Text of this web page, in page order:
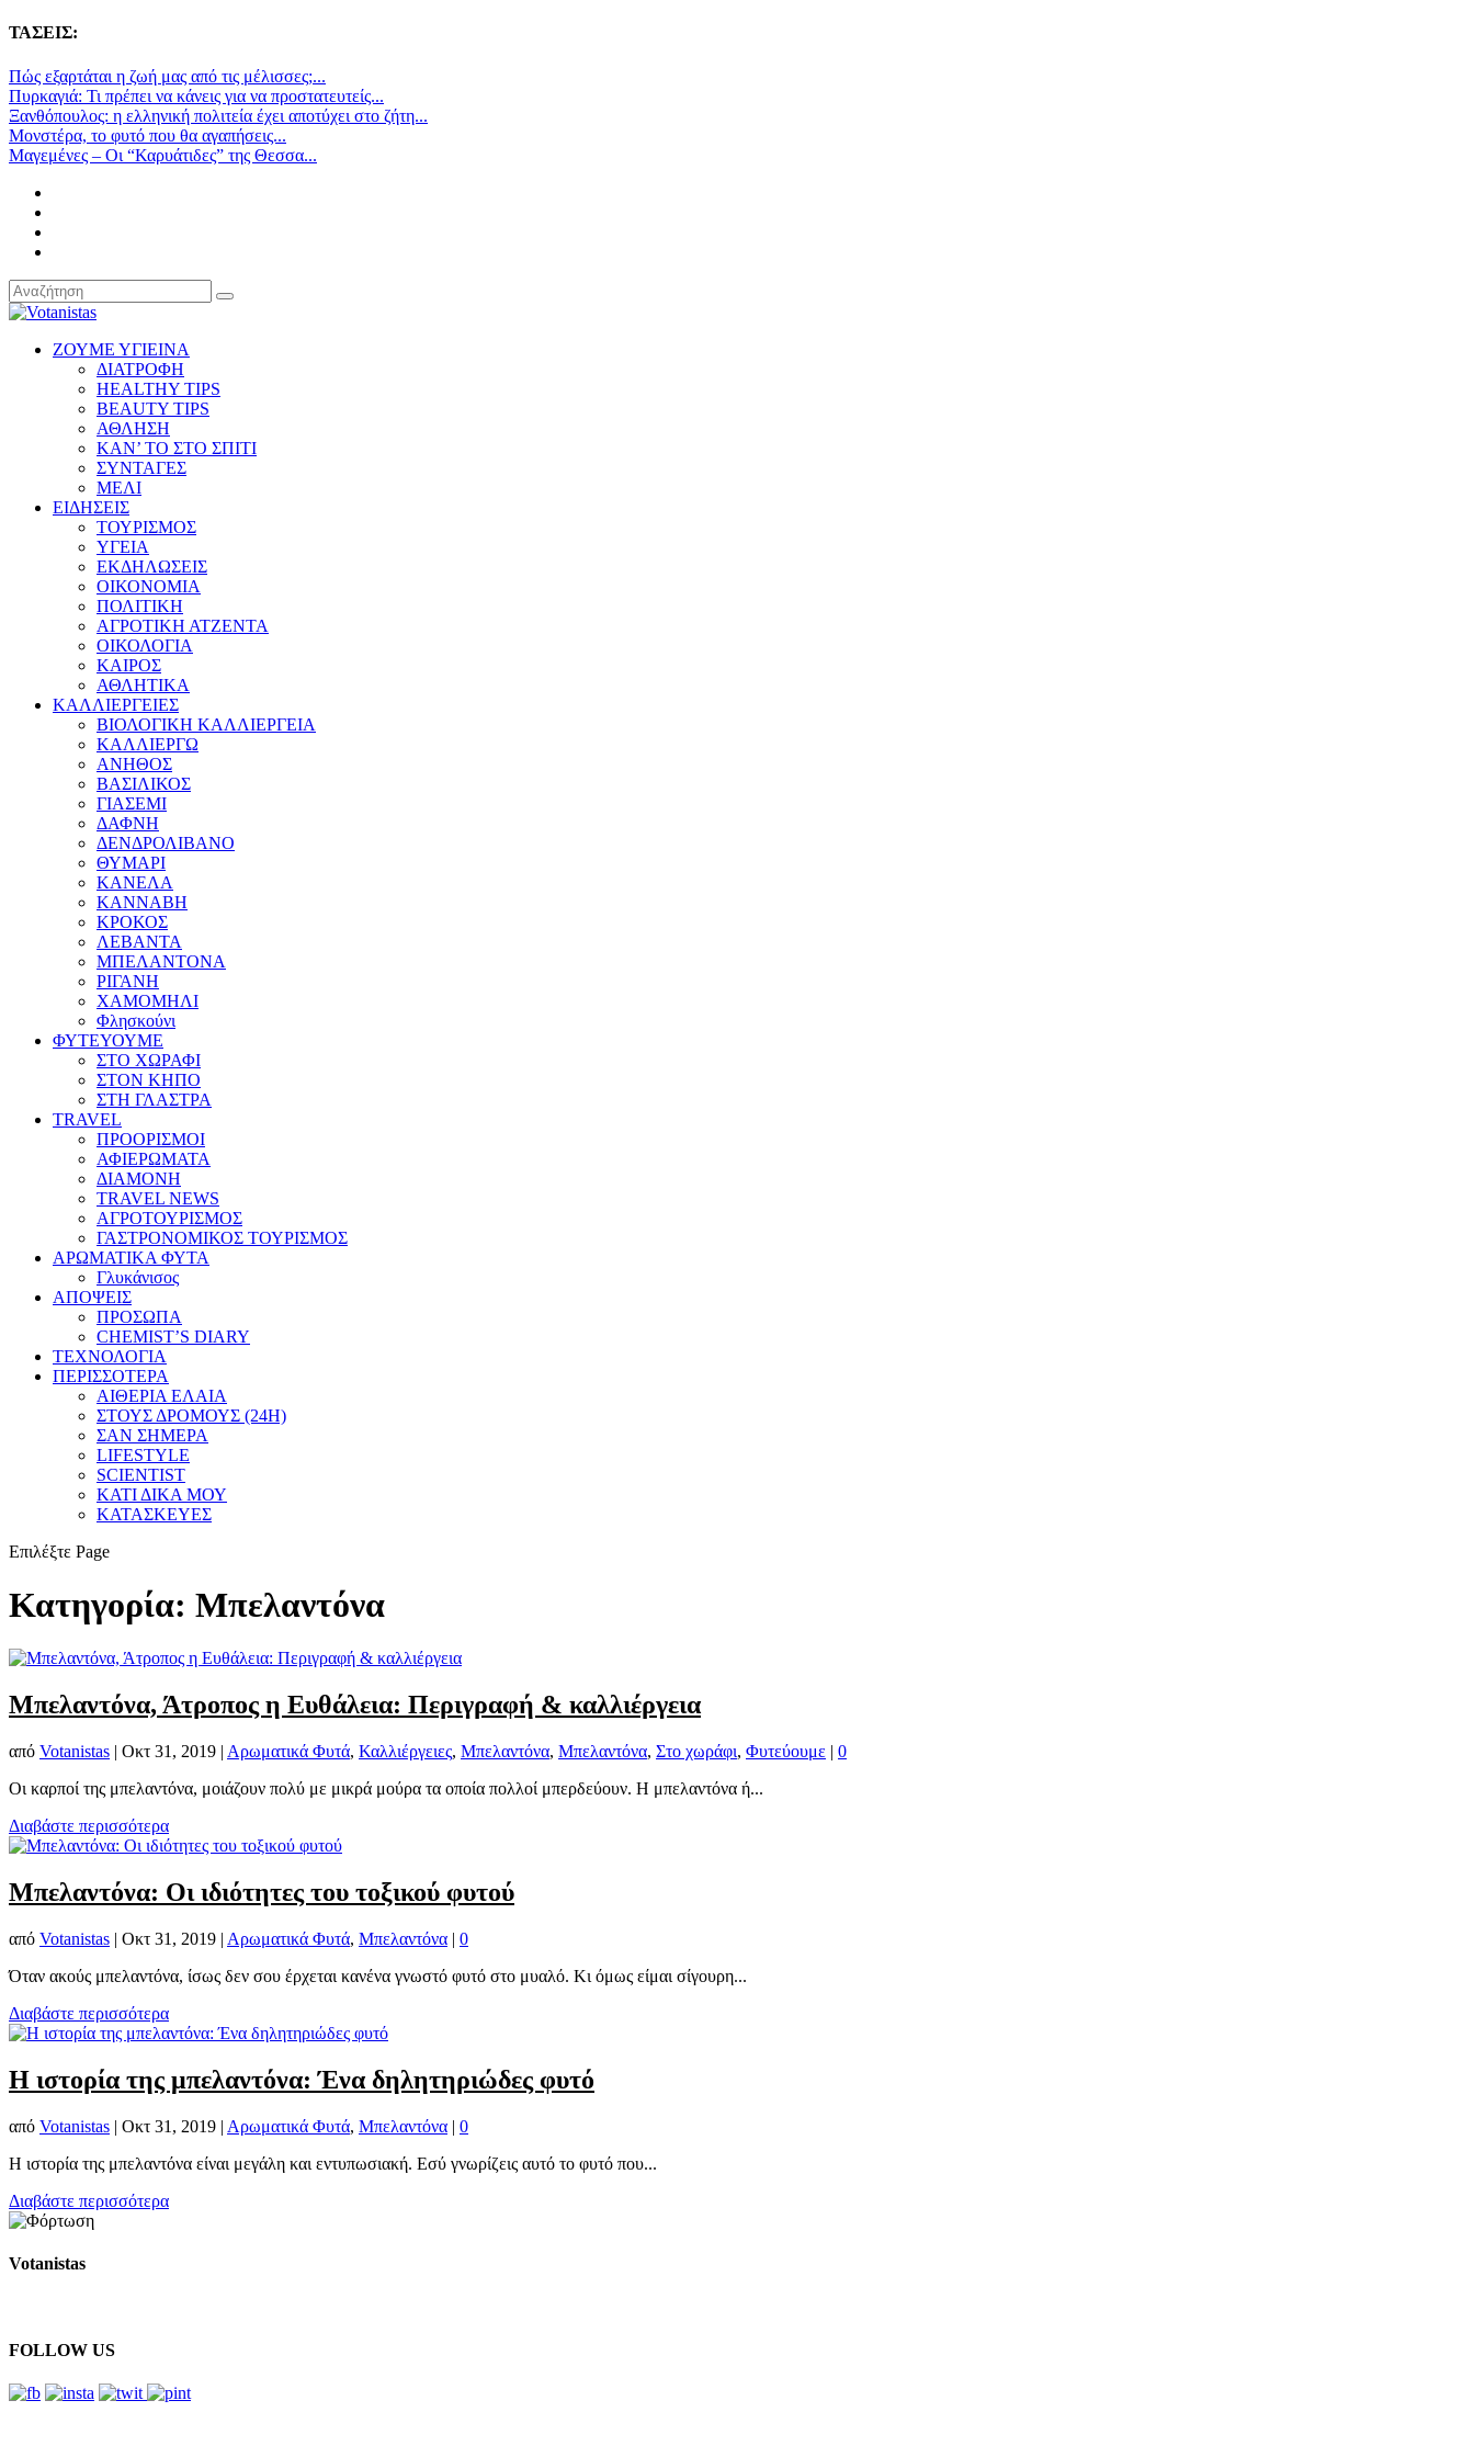
ΤΑΣΕΙΣ:
Πώς εξαρτάται η ζωή μας από τις μέλισσες;...
Πυρκαγιά: Τι πρέπει να κάνεις για να προστατευτείς...
Ξανθόπουλος: η ελληνική πολιτεία έχει αποτύχει στο ζήτη...
Μονστέρα, το φυτό που θα αγαπήσεις...
Μαγεμένες – Οι “Καρυάτιδες” της Θεσσα...
ΖΟΥΜΕ ΥΓΙΕΙΝΑ
ΔΙΑΤΡΟΦΗ
HEALTHY TIPS
BEAUTY TIPS
ΑΘΛΗΣΗ
ΚΑΝ’ ΤΟ ΣΤΟ ΣΠΙΤΙ
ΣΥΝΤΑΓΕΣ
ΜΕΛΙ
ΕΙΔΗΣΕΙΣ
ΤΟΥΡΙΣΜΟΣ
ΥΓΕΙΑ
ΕΚΔΗΛΩΣΕΙΣ
ΟΙΚΟΝΟΜΙΑ
ΠΟΛΙΤΙΚΗ
ΑΓΡΟΤΙΚΗ ΑΤΖΕΝΤΑ
ΟΙΚΟΛΟΓΙΑ
ΚΑΙΡΟΣ
ΑΘΛΗΤΙΚΑ
ΚΑΛΛΙΕΡΓΕΙΕΣ
ΒΙΟΛΟΓΙΚΗ ΚΑΛΛΙΕΡΓΕΙΑ
ΚΑΛΛΙΕΡΓΩ
ΑΝΗΘΟΣ
ΒΑΣΙΛΙΚΟΣ
ΓΙΑΣΕΜΙ
ΔΑΦΝΗ
ΔΕΝΔΡΟΛΙΒΑΝΟ
ΘΥΜΑΡΙ
ΚΑΝΕΛΑ
ΚΑΝΝΑΒΗ
ΚΡΟΚΟΣ
ΛΕΒΑΝΤΑ
ΜΠΕΛΑΝΤΟΝΑ
ΡΙΓΑΝΗ
ΧΑΜΟΜΗΛΙ
Φλησκούνι
ΦΥΤΕΥΟΥΜΕ
ΣΤΟ ΧΩΡΑΦΙ
ΣΤΟΝ ΚΗΠΟ
ΣΤΗ ΓΛΑΣΤΡΑ
TRAVEL
ΠΡΟΟΡΙΣΜΟΙ
ΑΦΙΕΡΩΜΑΤΑ
ΔΙΑΜΟΝΗ
TRAVEL NEWS
ΑΓΡΟΤΟΥΡΙΣΜΟΣ
ΓΑΣΤΡΟΝΟΜΙΚΟΣ ΤΟΥΡΙΣΜΟΣ
ΑΡΩΜΑΤΙΚΑ ΦΥΤΑ
Γλυκάνισος
ΑΠΟΨΕΙΣ
ΠΡΟΣΩΠΑ
CHEMIST’S DIARY
ΤΕΧΝΟΛΟΓΙΑ
ΠΕΡΙΣΣΟΤΕΡΑ
ΑΙΘΕΡΙΑ ΕΛΑΙΑ
ΣΤΟΥΣ ΔΡΟΜΟΥΣ (24H)
ΣΑΝ ΣΗΜΕΡΑ
LIFESTYLE
SCIENTIST
ΚΑΤΙ ΔΙΚΑ ΜΟΥ
ΚΑΤΑΣΚΕΥΕΣ
Επιλέξτε Page
Κατηγορία: Μπελαντόνα
Μπελαντόνα, Άτροπος η Ευθάλεια: Περιγραφή & καλλιέργεια
από Votanistas | Οκτ 31, 2019 | Αρωματικά Φυτά, Καλλιέργειες, Μπελαντόνα, Μπελαντόνα, Στο χωράφι, Φυτεύουμε | 0
Οι καρποί της μπελαντόνα, μοιάζουν πολύ με μικρά μούρα τα οποία πολλοί μπερδεύουν. Η μπελαντόνα ή...
Διαβάστε περισσότερα
Μπελαντόνα: Οι ιδιότητες του τοξικού φυτού
από Votanistas | Οκτ 31, 2019 | Αρωματικά Φυτά, Μπελαντόνα | 0
Όταν ακούς μπελαντόνα, ίσως δεν σου έρχεται κανένα γνωστό φυτό στο μυαλό. Κι όμως είμαι σίγουρη...
Διαβάστε περισσότερα
Η ιστορία της μπελαντόνα: Ένα δηλητηριώδες φυτό
από Votanistas | Οκτ 31, 2019 | Αρωματικά Φυτά, Μπελαντόνα | 0
Η ιστορία της μπελαντόνα είναι μεγάλη και εντυπωσιακή. Εσύ γνωρίζεις αυτό το φυτό που...
Διαβάστε περισσότερα
Votanistas
FOLLOW US